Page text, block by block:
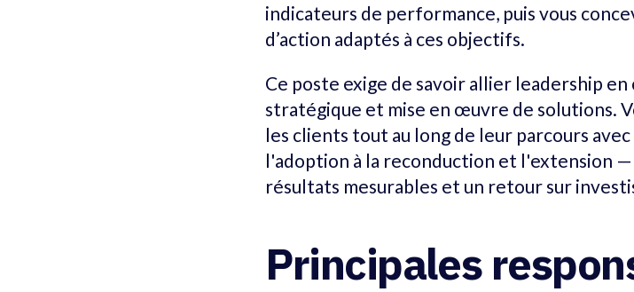
indicateurs de performance, puis vous
d’action adaptés à ces objectifs.
Ce poste exige de savoir allier leadership
stratégique et mise en œuvre de solutions.
les clients tout au long de leur parcours
l'adoption à la reconduction et l'extension
résultats mesurables et un retour sur
Principales